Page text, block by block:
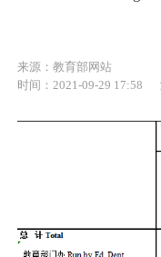
来源：教育部网站
时间：2021-09-29 17:58